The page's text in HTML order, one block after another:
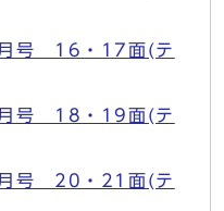
号 16・17面(テ
号 18・19面(テ
号 20・21面(テ